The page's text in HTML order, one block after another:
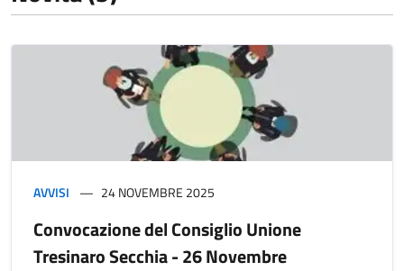
AVVISI 24 NOVEMBRE 2025
Convocazione del Consiglio Unione
Tresinaro Secchia - 26 Novembre